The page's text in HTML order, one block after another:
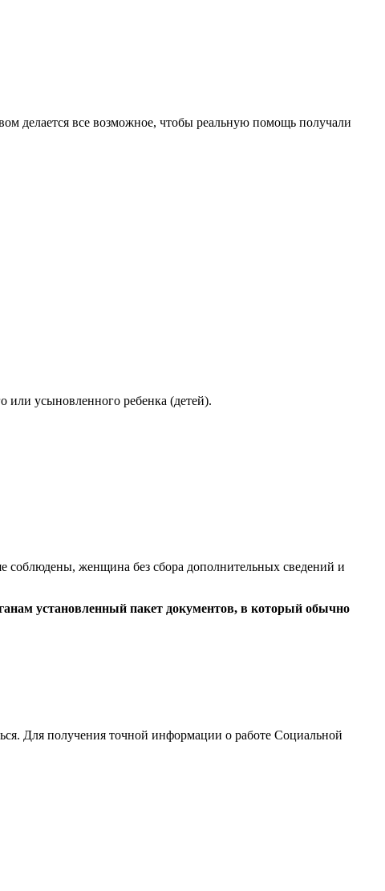
делается все возможное, чтобы реальную помощь получали
или усыновленного ребенка (детей).
соблюдены, женщина без сбора дополнительных сведений и
установленный пакет документов, в который обычно
Для получения точной информации о работе Социальной